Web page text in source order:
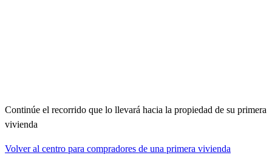
Continúe el recorrido que lo llevará hacia la propiedad de su primera
vivienda
Volver al centro para compradores de una primera vivienda